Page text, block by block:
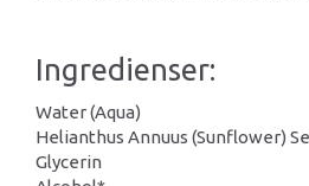
Ingredienser:
Water (Aqua)
Helianthus Annuus (Sunflower)
Glycerin